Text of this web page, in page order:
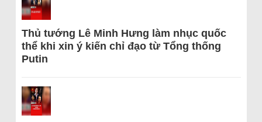
Thủ tướng Lê Minh Hưng làm nhục quốc
thể khi xin ý kiến chỉ đạo từ Tổng thống
Putin